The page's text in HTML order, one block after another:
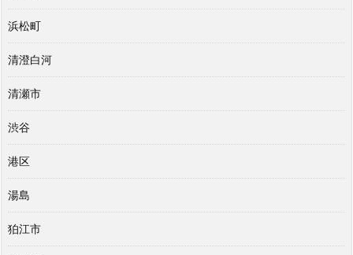
浜松町
清澄白河
清瀬市
渋谷
港区
湯島
狛江市